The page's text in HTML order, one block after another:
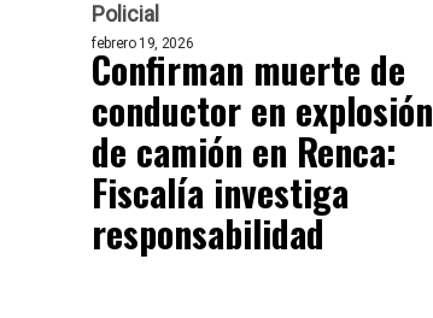
Policial
febrero 19, 2026
Confirman muerte de
conductor en explosión
de camión en Renca:
Fiscalía investiga
responsabilidad